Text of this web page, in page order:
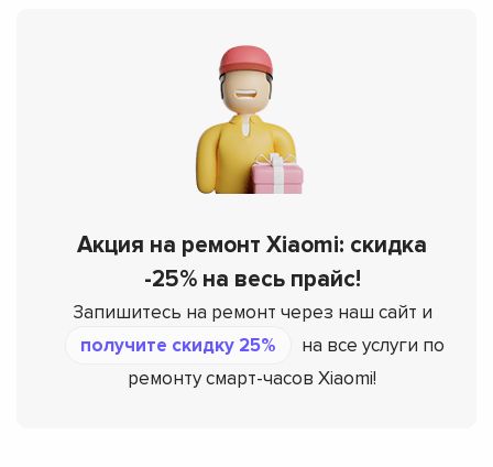
Акция на ремонт Xiaomi: скидка
-25% на весь прайс!
Запишитесь на ремонт через наш сайт и
получите скидку 25%
на все услуги по
ремонту смарт-часов Xiaomi!